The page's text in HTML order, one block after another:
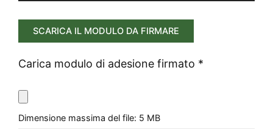
SCARICA IL MODULO DA FIRMARE
Carica modulo di adesione firmato *
Dimensione massima del file: 5 MB